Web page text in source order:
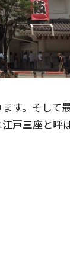
ます。そして
江戸三座と呼